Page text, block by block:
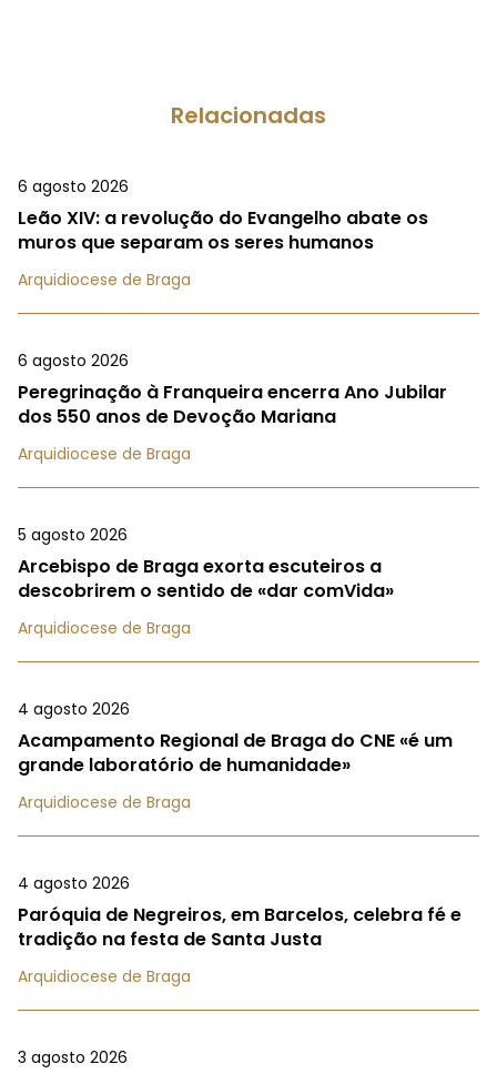
Relacionadas
6 agosto 2026
Leão XIV: a revolução do Evangelho abate os
muros que separam os seres humanos
Arquidiocese de Braga
6 agosto 2026
Peregrinação à Franqueira encerra Ano Jubilar
dos 550 anos de Devoção Mariana
Arquidiocese de Braga
5 agosto 2026
Arcebispo de Braga exorta escuteiros a
descobrirem o sentido de «dar comVida»
Arquidiocese de Braga
4 agosto 2026
Acampamento Regional de Braga do CNE «é um
grande laboratório de humanidade»
Arquidiocese de Braga
4 agosto 2026
Paróquia de Negreiros, em Barcelos, celebra fé e
tradição na festa de Santa Justa
Arquidiocese de Braga
3 agosto 2026